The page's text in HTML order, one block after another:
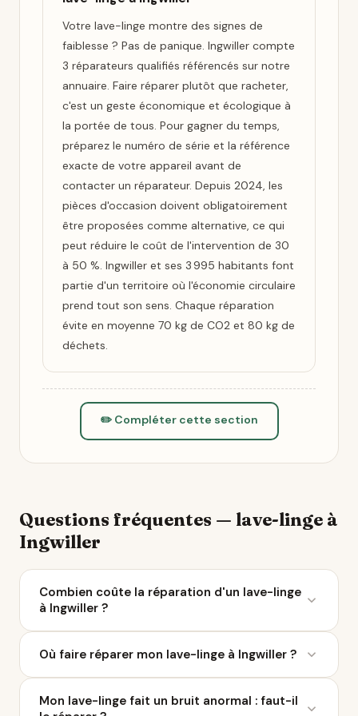
Votre lave-linge montre des signes de
faiblesse ? Pas de panique. Ingwiller compte
3 réparateurs qualifiés référencés sur notre
annuaire. Faire réparer plutôt que racheter,
c'est un geste économique et écologique à
la portée de tous. Pour gagner du temps,
préparez le numéro de série et la référence
exacte de votre appareil avant de
contacter un réparateur. Depuis 2024, les
pièces d'occasion doivent obligatoirement
être proposées comme alternative, ce qui
peut réduire le coût de l'intervention de 30
à 50 %. Ingwiller et ses 3 995 habitants font
partie d'un territoire où l'économie circulaire
prend tout son sens. Chaque réparation
évite en moyenne 70 kg de CO2 et 80 kg de
déchets.
✏️ Compléter cette section
Questions fréquentes — lave-linge à
Ingwiller
Combien coûte la réparation d'un lave-linge
à Ingwiller ?
entre 50 et 200 € selon la panne. À Ingwiller, 3
réparateurs sont référencés sur Ça Repart. Avec le
Bonus Réparation, vous économisez jusqu'à 0 €
chez un professionnel labellisé QualiRépar.
Où faire réparer mon lave-linge à Ingwiller ?
Ingwiller et dans un rayon de 10 km. Parcourez la liste
Mon lave-linge fait un bruit anormal : faut-il